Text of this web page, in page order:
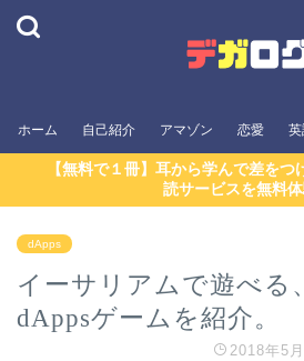
ホーム 自己紹介 アマゾン 恋愛
【無料で１冊】耳から学んで差をつ
読サービスを無料体
dApps
イーサリアムで遊べる
dAppsゲームを紹介。
2018年5